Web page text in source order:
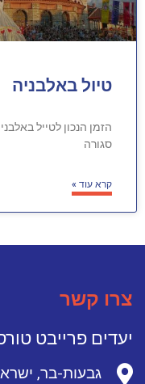
טיול באלבניה
הזמן הנכון לטייל
סגורה
קרא עוד »
צרו קשר
יעדים פרייבט
גבעות-בר,